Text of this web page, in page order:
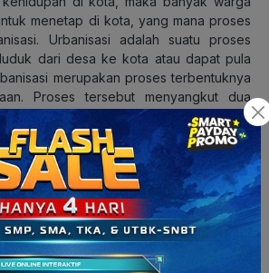
menetap di kota, yang mana proses
Urbanisasi adalah suatu proses
dari desa ke kota atau dapat pula
merupakan proses terbentuknya
Proses tersebut menyangkut dua
saja penyebab yang mengakibatkan
Penyebabnya ialah: